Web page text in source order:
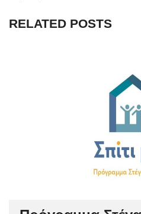
RELATED POSTS